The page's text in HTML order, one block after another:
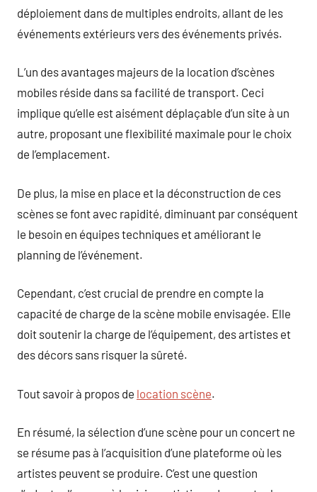
déploiement dans de multiples endroits, allant de les
événements extérieurs vers des événements privés.
L’un des avantages majeurs de la location d’scènes
mobiles réside dans sa facilité de transport. Ceci
implique qu’elle est aisément déplaçable d’un site à un
autre, proposant une flexibilité maximale pour le choix
de l’emplacement.
De plus, la mise en place et la déconstruction de ces
scènes se font avec rapidité, diminuant par conséquent
le besoin en équipes techniques et améliorant le
planning de l’événement.
Cependant, c’est crucial de prendre en compte la
capacité de charge de la scène mobile envisagée. Elle
doit soutenir la charge de l’équipement, des artistes et
des décors sans risquer la sûreté.
Tout savoir à propos de location scène.
En résumé, la sélection d’une scène pour un concert ne
se résume pas à l’acquisition d’une plateforme où les
artistes peuvent se produire. C’est une question